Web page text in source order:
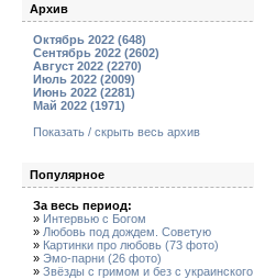
Архив
Октябрь 2022 (648)
Сентябрь 2022 (2602)
Август 2022 (2270)
Июль 2022 (2009)
Июнь 2022 (2281)
Май 2022 (1971)
Показать / скрыть весь архив
Популярное
За весь период:
» Интервью с Богом
» Любовь под дождем. Советую
» Картинки про любовь (73 фото)
» Эмо-парни (26 фото)
» Звёзды с гримом и без с украинского